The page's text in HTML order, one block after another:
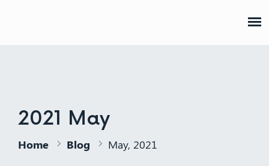
2021 May
Home Blog May, 2021